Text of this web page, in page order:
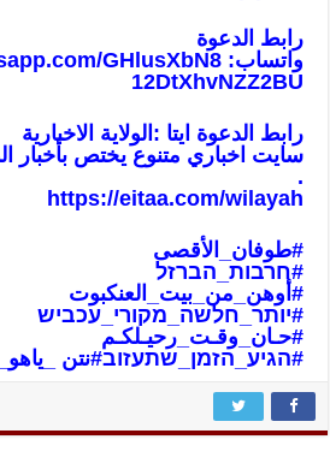
رابط الدعوة
واتساب:GHlusXbN8
12DtXhvNZZ2BU
رابط الدعوة ايتا :الولاية الاخبارية
سايت اخباري متنوع يختص بأخبار
.
https://eitaa.com/wilayah
#طوفان_الأقصى
#חרבות_הברזל
#أوهن_من_بيت_العنكبوت
#יותר_חלשה_מקורי_עכביש
#حـان_وقـت_رحيـلكـم
#הגיע_הזמן_שתעזוב#نتن